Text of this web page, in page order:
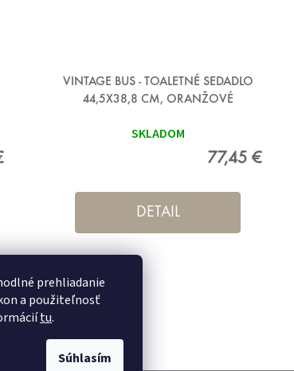
prehliadanie
a použiteľnosť
tu.
Súhlasím
VINTAGE BUS - TOALETNÉ SEDADLO
44,5X38,8 CM, ORANŽOVÉ
SKLADOM
77,45 €
DETAIL